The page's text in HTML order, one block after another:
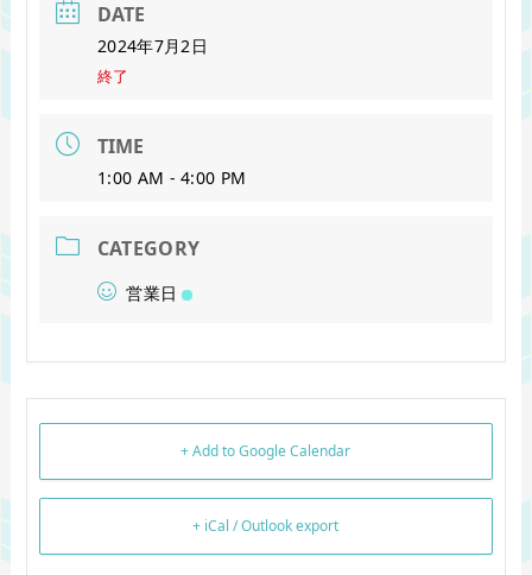
DATE
2024年7月2日
終了
TIME
1:00 AM - 4:00 PM
CATEGORY
営業日
+ Add to Google Calendar
+ iCal / Outlook export